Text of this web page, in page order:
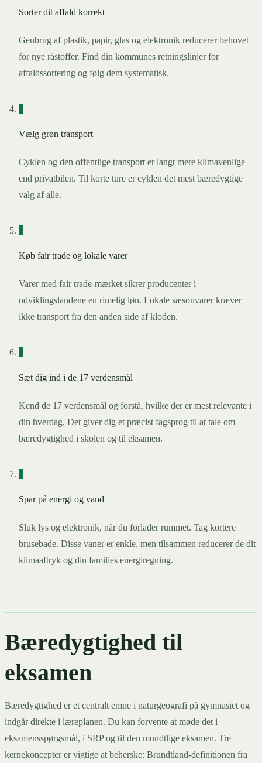
Sorter dit affald korrekt
Genbrug af plastik, papir, glas og elektronik reducerer behovet
for nye råstoffer. Find din kommunes retningslinjer for
affaldssortering og følg dem systematisk.
4
Vælg grøn transport
Cyklen og den offentlige transport er langt mere klimavenlige
end privatbilen. Til korte ture er cyklen det mest bæredygtige
valg af alle.
5
Køb fair trade og lokale varer
Varer med fair trade-mærket sikrer producenter i
udviklingslandene en rimelig løn. Lokale sæsonvarer kræver
ikke transport fra den anden side af kloden.
6
Sæt dig ind i de 17 verdensmål
Kend de 17 verdensmål og forstå, hvilke der er mest relevante i
din hverdag. Det giver dig et præcist fagsprog til at tale om
bæredygtighed i skolen og til eksamen.
7
Spar på energi og vand
Sluk lys og elektronik, når du forlader rummet. Tag kortere
brusebade. Disse vaner er enkle, men tilsammen reducerer de dit
klimaaftryk og din families energiregning.
Bæredygtighed til
eksamen
Bæredygtighed er et centralt emne i naturgeografi på gymnasiet og
indgår direkte i læreplanen. Du kan forvente at møde det i
eksamensspørgsmål, i SRP og til den mundtlige eksamen. Tre
kernekoncepter er vigtige at beherske: Brundtland-definitionen fra